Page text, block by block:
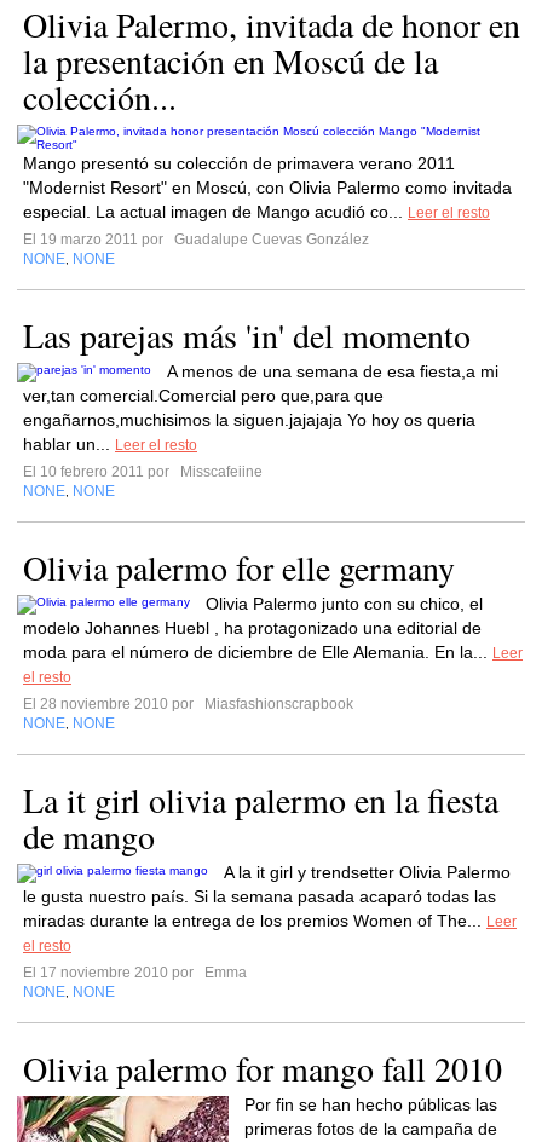
Olivia Palermo, invitada de honor en
la presentación en Moscú de la
colección...
Mango presentó su colección de primavera verano 2011
"Modernist Resort" en Moscú, con Olivia Palermo como invitada
especial. La actual imagen de Mango acudió co...
Leer el resto
El 19 marzo 2011 por
Guadalupe Cuevas González
NONE NONE
Las parejas más 'in' del momento
A menos de una semana de esa fiesta,a mi
ver,tan comercial.Comercial pero que,para que
engañarnos,muchisimos la siguen.jajajaja Yo hoy os queria
hablar un...
Leer el resto
El 10 febrero 2011 por
Misscafeiine
NONE NONE
Olivia palermo for elle germany
Olivia Palermo junto con su chico, el
modelo Johannes Huebl , ha protagonizado una editorial de
moda para el número de diciembre de Elle Alemania. En la...
Leer
el resto
El 28 noviembre 2010 por
Miasfashionscrapbook
NONE NONE
La it girl olivia palermo en la fiesta
de mango
A la it girl y trendsetter Olivia Palermo
le gusta nuestro país. Si la semana pasada acaparó todas las
miradas durante la entrega de los premios Women of The...
Leer
el resto
El 17 noviembre 2010 por
Emma
NONE NONE
Olivia palermo for mango fall 2010
Por fin se han hecho públicas las
primeras fotos de la campaña de